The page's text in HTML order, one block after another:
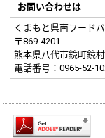
お問い合わせは
くまもと県南フード
〒869-4201
熊本県八代市鏡町鏡
電話番号：0965-52-